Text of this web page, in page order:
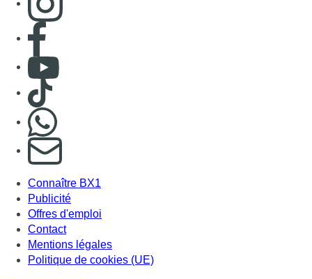
Consulter page Facebook
Consulter Youtube
Consulter TikTok
S'abonner à notre newsletter
Connaître BX1
Publicité
Offres d'emploi
Contact
Mentions légales
Politique de cookies (UE)